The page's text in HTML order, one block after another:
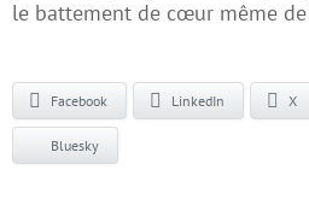
le battement de cœur même
Facebook LinkedIn X
Bluesky